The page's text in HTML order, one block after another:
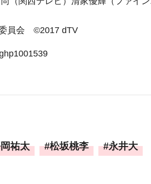
員会 ©2017 dTV
祐太 松坂桃李 永井大